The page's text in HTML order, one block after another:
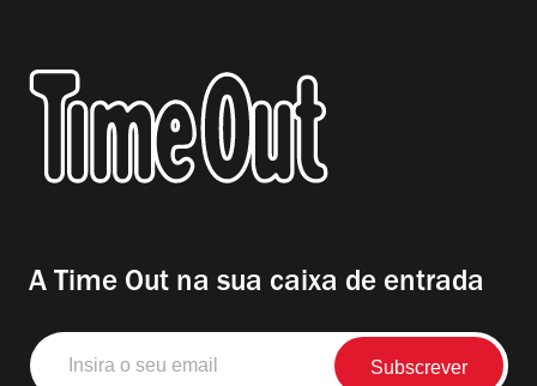
A Time Out na sua caixa de entrada
Insira
o